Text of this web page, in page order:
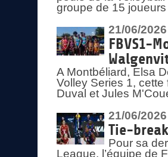
groupe de 15
21/06/2026
FBVS1-
A Montbéliard, Elsa
Volley Series 1,
Duval et Jules
21/06/2026
Tie-
Pour sa
League, l’équipe de